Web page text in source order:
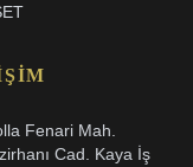
Fenari Mah.
Cad. Kaya İş